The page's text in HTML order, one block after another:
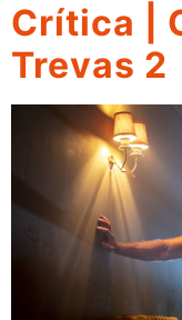
Crítica |
Trevas 2